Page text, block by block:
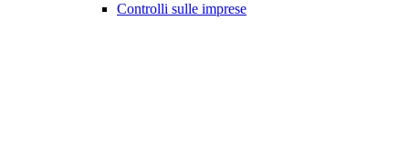
Controlli sulle imprese